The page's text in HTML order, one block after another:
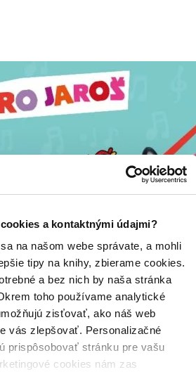
a kontaktnými údajmi?
na našom webe správate, a mohli
tipy na knihy, zbierame cookies.
a bez nich by naša stránka
toho používame analytické
zisťovať, ako náš web
vás zlepšovať. Personalizačné
prispôsobovať stránku pre vašu
cookies nám zas